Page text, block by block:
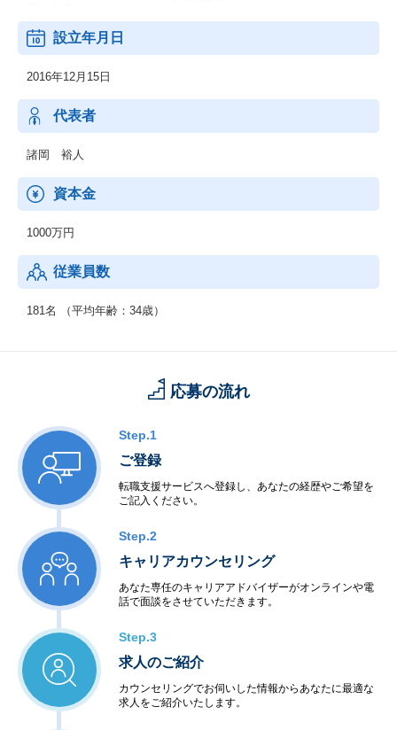
2020年6月の提供開始以来、製造、飲食、宿泊、小売、物流など30
同社は日本の就業人口の半数超にあたる約3,900万人のノンデスク
ワーカーを対象に、現場の生産性向上と働き方改革を推進してい
ます。
設立年月日
2016年12月15日
代表者
諸岡 裕人
資本金
1000万円
従業員数
181名 （平均年齢：34歳）
応募の流れ
Step.1
ご登録
転職支援サービスへ登録し、あなたの経歴やご希望を
ご記入ください。
Step.2
キャリアカウンセリング
あなた専任のキャリアアドバイザーがオンラインや電
話で面談をさせていただきます。
Step.3
求人のご紹介
カウンセリングでお伺いした情報からあなたに最適な
求人をご紹介いたします。